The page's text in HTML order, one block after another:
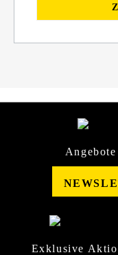
Exklusive